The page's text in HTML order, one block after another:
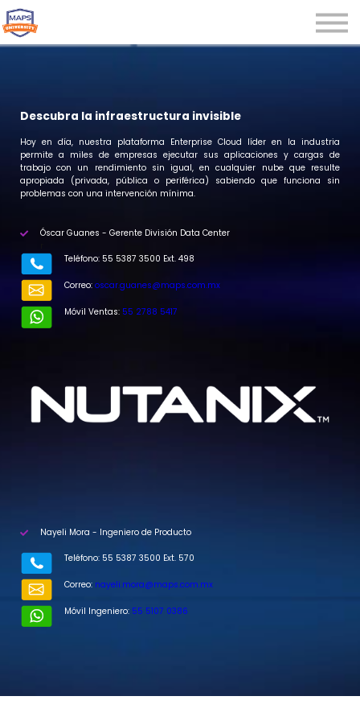
Seminarios
Iniciar sesión
Registrarse
Descubra la infraestructura invisible
Hoy en día, nuestra plataforma Enterprise Cloud líder en la industria
permite a miles de empresas ejecutar sus aplicaciones y cargas de
trabajo con un rendimiento sin igual, en cualquier nube que resulte
apropiada (privada, pública o periférica) sabiendo que funciona sin
problemas con una intervención mínima.
Óscar Guanes - Gerente División Data Center
Teléfono: 55 5387 3500 Ext. 498
Correo: oscar.guanes@maps.com.mx
Móvil Ventas: 55 2788 5417
Nayeli Mora - Ingeniero de Producto
Teléfono: 55 5387 3500 Ext. 570
Correo: nayeli.mora@maps.com.mx
Móvil Ingeniero: 55 5107 0386